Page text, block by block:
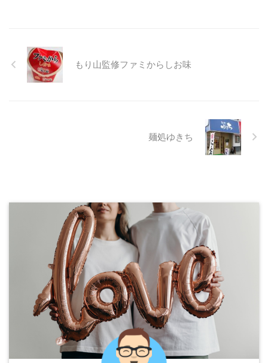
もり山監修ファミからしお味
麺処ゆきち